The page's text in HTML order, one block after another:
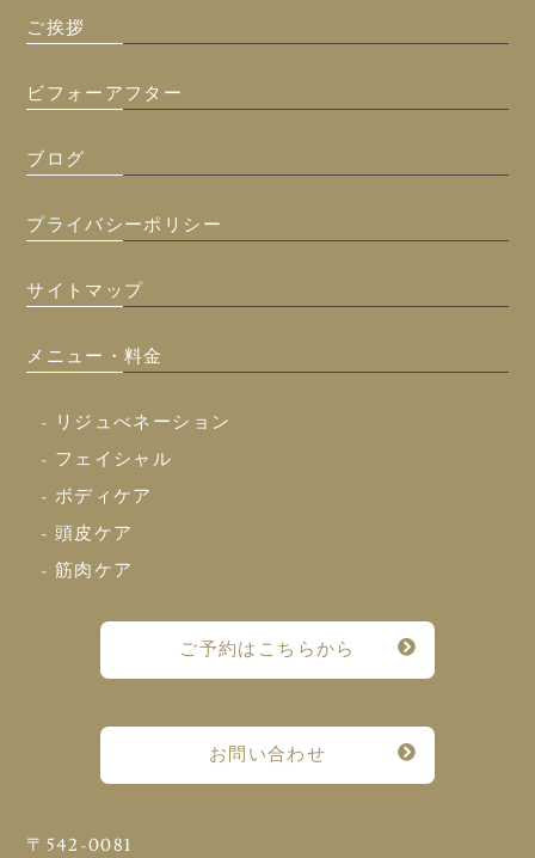
ご挨拶
ビフォーアフター
ブログ
プライバシーポリシー
サイトマップ
メニュー・料金
- リジュべネーション
- フェイシャル
- ボディケア
- 頭皮ケア
- 筋肉ケア
ご予約はこちらから
お問い合わせ
〒542-0081